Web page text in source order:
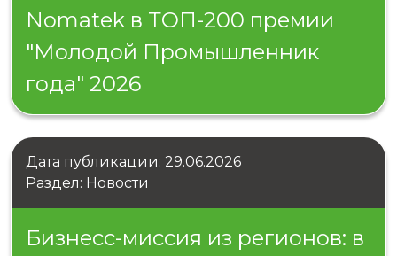
Nomatek в ТОП-200 премии
"Молодой Промышленник
года" 2026
Дата публикации: 29.06.2026
Раздел: Новости
Бизнесс-миссия из регионов: в